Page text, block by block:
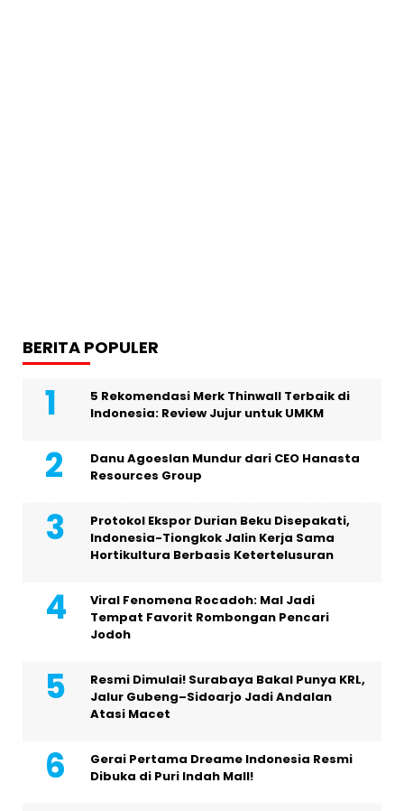
BERITA POPULER
5 Rekomendasi Merk Thinwall Terbaik di
Indonesia: Review Jujur untuk UMKM
Danu Agoeslan Mundur dari CEO Hanasta
Resources Group
Protokol Ekspor Durian Beku Disepakati,
Indonesia-Tiongkok Jalin Kerja Sama
Hortikultura Berbasis Ketertelusuran
Viral Fenomena Rocadoh: Mal Jadi
Tempat Favorit Rombongan Pencari
Jodoh
Resmi Dimulai! Surabaya Bakal Punya KRL,
Jalur Gubeng–Sidoarjo Jadi Andalan
Atasi Macet
Gerai Pertama Dreame Indonesia Resmi
Dibuka di Puri Indah Mall!